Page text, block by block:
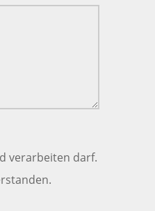
verarbeiten darf.